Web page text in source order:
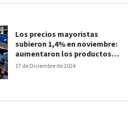
17 de Diciembre de 2024
Los precios mayoristas
subieron 1,4% en noviembre:
aumentaron los productos
nacionales